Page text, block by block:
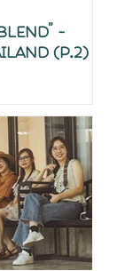
-
(P.2)